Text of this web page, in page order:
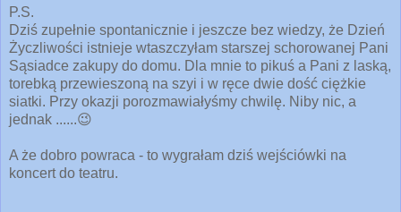
P.S.
Dziś zupełnie spontanicznie i jeszcze bez wiedzy, że Dzień
Życzliwości istnieje wtaszczyłam starszej schorowanej Pani
Sąsiadce zakupy do domu. Dla mnie to pikuś a Pani z laską,
torebką przewieszoną na szyi i w ręce dwie dość ciężkie
siatki. Przy okazji porozmawiałyśmy chwilę. Niby nic, a
jednak ......😉
A że dobro powraca - to wygrałam dziś wejściówki na
koncert do teatru.